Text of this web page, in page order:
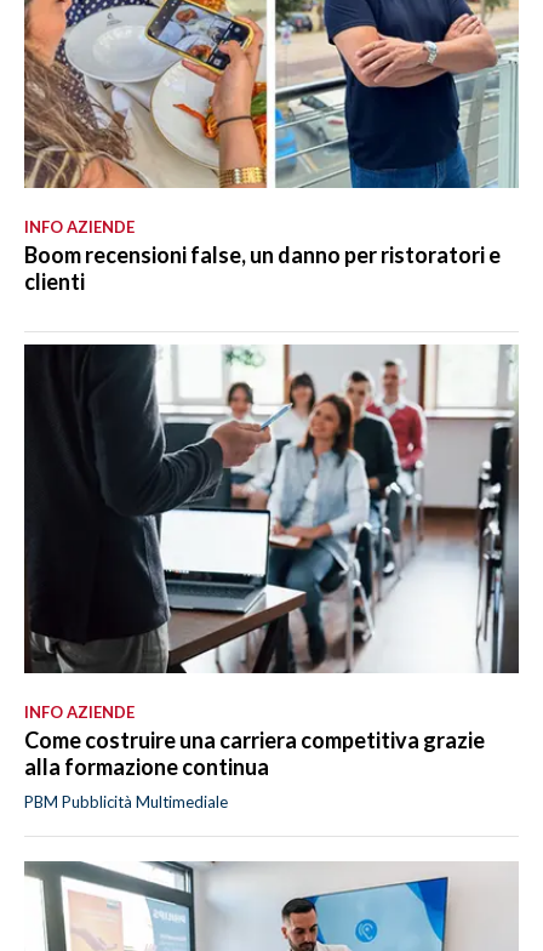
INFO AZIENDE
Boom recensioni false, un danno per ristoratori e
clienti
INFO AZIENDE
Come costruire una carriera competitiva grazie
alla formazione continua
PBM Pubblicità Multimediale